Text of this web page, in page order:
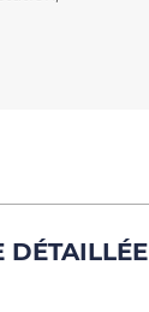
DÉTAILLÉE